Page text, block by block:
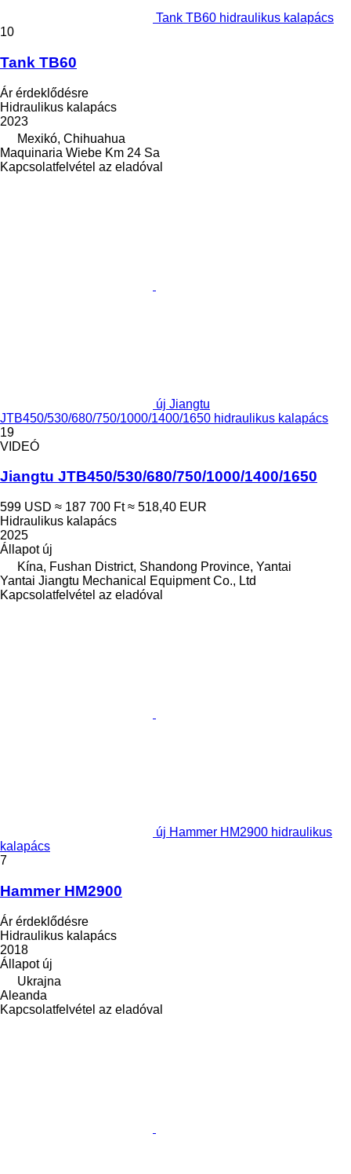
Tank TB60 hidraulikus kalapács
10
Tank TB60
Ár érdeklődésre
Hidraulikus kalapács
2023
Mexikó, Chihuahua
Maquinaria Wiebe Km 24 Sa
Kapcsolatfelvétel az eladóval
új Jiangtu
JTB450/530/680/750/1000/1400/1650 hidraulikus kalapács
19
VIDEÓ
Jiangtu JTB450/530/680/750/1000/1400/1650
599 USD ≈ 187 700 Ft ≈ 518,40 EUR
Hidraulikus kalapács
2025
Állapotúj
Kína, Fushan District, Shandong Province, Yantai
Yantai Jiangtu Mechanical Equipment Co., Ltd
Kapcsolatfelvétel az eladóval
új Hammer HM2900 hidraulikus
kalapács
7
Hammer HM2900
Ár érdeklődésre
Hidraulikus kalapács
2018
Állapotúj
Ukrajna
Aleanda
Kapcsolatfelvétel az eladóval